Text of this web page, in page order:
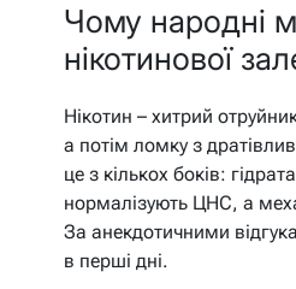
Чому народні
нікотинової
Нікотин – хитрий
а потім ломку з
це з кількох боків:
нормалізують ЦНС, а
За анекдотичними
в перші дні.